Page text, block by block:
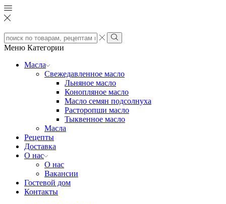
Search
input
Search
Меню Категории
Масла
Свежедавленное масло
Льняное масло
Конопляное масло
Масло семян подсолнуха
Расторопши масло
Тыквенное масло
Масла
Рецепты
Доставка
О нас
О нас
Вакансии
Гостевой дом
Контакты